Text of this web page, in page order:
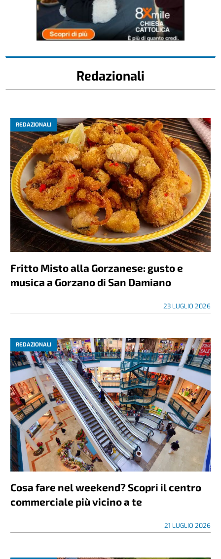
Redazionali
REDAZIONALI
Fritto Misto alla Gorzanese: gusto e
musica a Gorzano di San Damiano
23 LUGLIO 2026
REDAZIONALI
Cosa fare nel weekend? Scopri il centro
commerciale più vicino a te
21 LUGLIO 2026